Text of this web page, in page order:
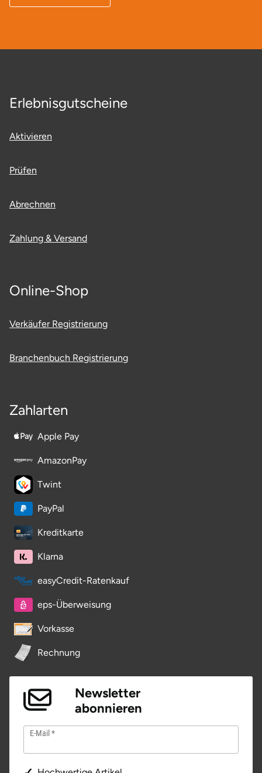
Erlebnisgutscheine
Aktivieren
Prüfen
Abrechnen
Zahlung & Versand
Online-Shop
Verkäufer Registrierung
Branchenbuch Registrierung
Zahlarten
Apple Pay
AmazonPay
Twint
PayPal
Kreditkarte
Klarna
easyCredit-Ratenkauf
eps-Überweisung
Vorkasse
Rechnung
Newsletter
abonnieren
E-Mail
Mainz
Mannheim
Neckarsulm
Nesselwang
Neumünster
Nordwestmecklenburg
Nürnberg
Oberhavel
Oder-Spree
Oldenburg
Osnabrück